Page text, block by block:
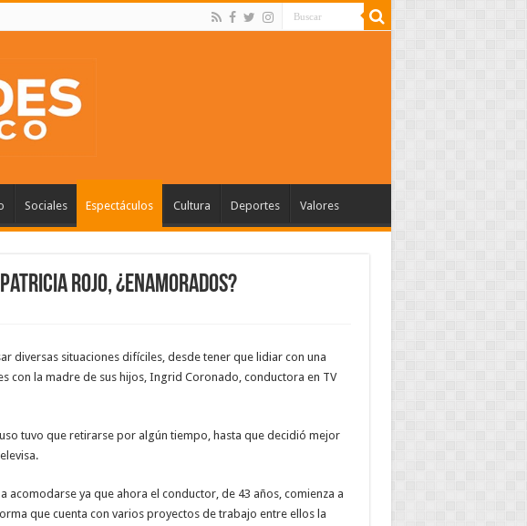
Sociales Espectáculos Cultura Deportes Valores
Rojo, ¿enamorados?
diversas situaciones difíciles, desde tener que lidiar con una
con la madre de sus hijos, Ingrid Coronado, conductora en TV
tuvo que retirarse por algún tiempo, hasta que decidió mejor
acomodarse ya que ahora el conductor, de 43 años, comienza a
que cuenta con varios proyectos de trabajo entre ellos la